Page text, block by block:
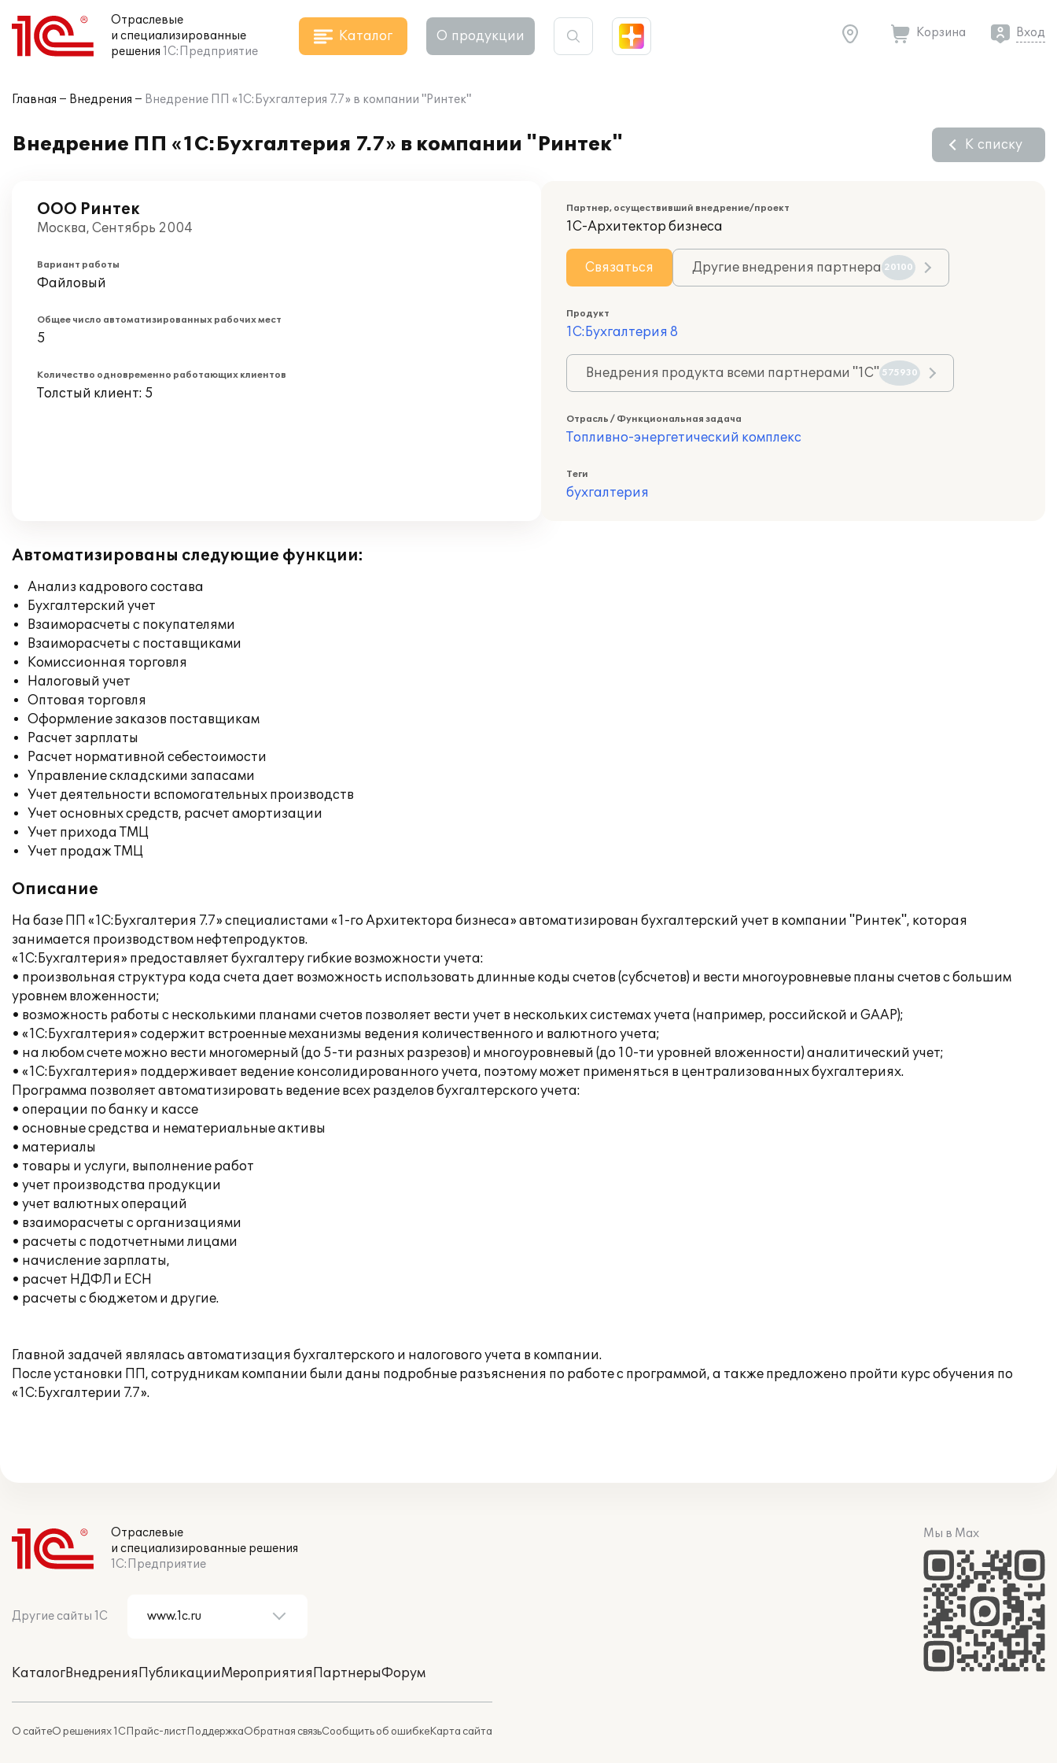
Отраслевые
и специализированные
решения 1С:Предприятие
Каталог О продукции Корзина Вход
Главная Внедрения Внедрение ПП «1С:Бухгалтерия 7.7» в компании "Ринтек"
Внедрение ПП «1С:Бухгалтерия 7.7» в компании "Ринтек" К списку
ООО Ринтек
Москва, Сентябрь 2004
Вариант работы
Файловый
Общее число автоматизированных рабочих мест
5
Количество одновременно работающих клиентов
Толстый клиент: 5
Партнер, осуществивший внедрение/проект
1С-Архитектор бизнеса
Связаться Другие внедрения партнера 20100
Продукт
1С:Бухгалтерия 8
Внедрения продукта всеми партнерами "1С" 575930
Отрасль / Функциональная задача
Топливно-энергетический комплекс
Теги
бухгалтерия
Автоматизированы следующие функции:
Анализ кадрового состава
Бухгалтерский учет
Взаиморасчеты с покупателями
Взаиморасчеты с поставщиками
Комиссионная торговля
Налоговый учет
Оптовая торговля
Оформление заказов поставщикам
Расчет зарплаты
Расчет нормативной себестоимости
Управление складскими запасами
Учет деятельности вспомогательных производств
Учет основных средств, расчет амортизации
Учет прихода ТМЦ
Учет продаж ТМЦ
Описание
На базе ПП «1С:Бухгалтерия 7.7» специалистами «1-го Архитектора бизнеса» автоматизирован бухгалтерский учет в компании "Ринтек", которая
занимается производством нефтепродуктов.
«1С:Бухгалтерия» предоставляет бухгалтеру гибкие возможности учета:
• произвольная структура кода счета дает возможность использовать длинные коды счетов (субсчетов) и вести многоуровневые планы счетов с большим
уровнем вложенности;
• возможность работы с несколькими планами счетов позволяет вести учет в нескольких системах учета (например, российской и GAAP);
• «1С:Бухгалтерия» содержит встроенные механизмы ведения количественного и валютного учета;
• на любом счете можно вести многомерный (до 5-ти разных разрезов) и многоуровневый (до 10-ти уровней вложенности) аналитический учет;
• «1С:Бухгалтерия» поддерживает ведение консолидированного учета, поэтому может применяться в централизованных бухгалтериях.
Программа позволяет автоматизировать ведение всех разделов бухгалтерского учета:
• операции по банку и кассе
• основные средства и нематериальные активы
• материалы
• товары и услуги, выполнение работ
• учет производства продукции
• учет валютных операций
• взаиморасчеты с организациями
• расчеты с подотчетными лицами
• начисление зарплаты,
• расчет НДФЛ и ЕСН
• расчеты с бюджетом и другие.
Главной задачей являлась автоматизация бухгалтерского и налогового учета в компании.
После установки ПП, сотрудникам компании были даны подробные разъяснения по работе с программой, а также предложено пройти курс обучения по
«1С:Бухгалтерии 7.7».
Отраслевые
и специализированные решения
1С:Предприятие
Другие сайты 1С
КаталогВнедренияПубликацииМероприятияПартнерыФорум
О сайтеО решениях 1СПрайс-листПоддержкаОбратная связьСообщить об ошибкеКарта сайта
Мы в Max